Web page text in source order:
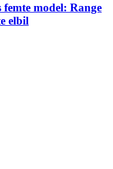
model: Range
elbil